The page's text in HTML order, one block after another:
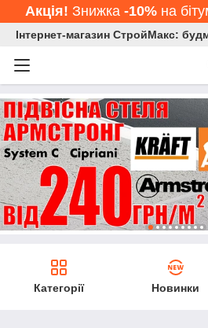
Акція! Знижка -10%на
Інтернет-магазин СтройМакс:
Категорії Новинки